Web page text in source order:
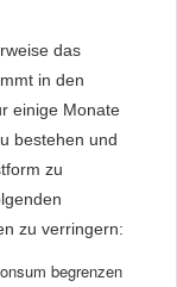
das
in den
einige Monate
bestehen und
zu
zu verringern:
begrenzen